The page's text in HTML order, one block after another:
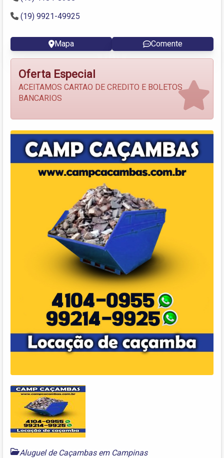
(19) 9921-49925
Mapa Comente
Oferta Especial
ACEITAMOS CARTAO DE CREDITO E BOLETOS
BANCARIOS
Aluguel de Caçambas em Campinas